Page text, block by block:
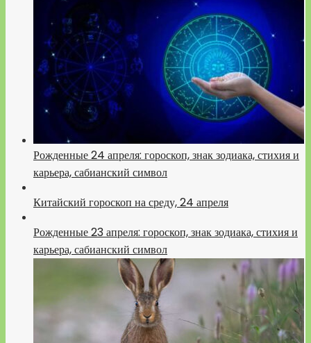
Рожденные 24 апреля: гороскоп, знак зодиака, стихия и
карьера, сабианский символ
Китайский гороскоп на среду, 24 апреля
Рожденные 23 апреля: гороскоп, знак зодиака, стихия и
карьера, сабианский символ